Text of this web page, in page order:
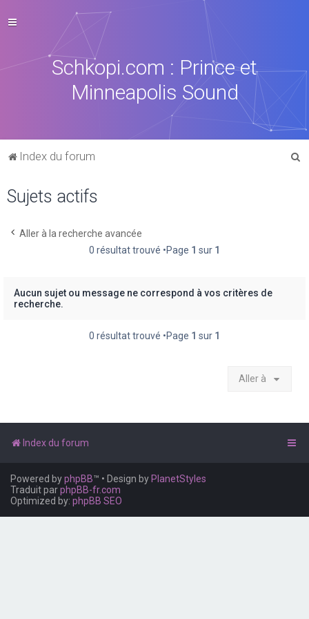
Schkopi.com : Prince et
Minneapolis Sound
Index du forum
Sujets actifs
Aller à la recherche avancée
0 résultat trouvé •Page 1 sur 1
Aucun sujet ou message ne correspond à vos critères de
recherche.
0 résultat trouvé •Page 1 sur 1
Aller à
Index du forum
Powered byphpBB™ • Design by PlanetStyles
Traduit parphpBB-fr.com
Optimized by: phpBB SEO